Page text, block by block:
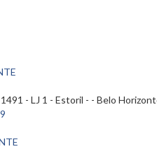
- LJ 1 - Estoril - - Belo